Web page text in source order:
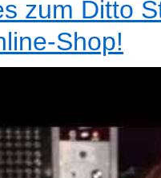
zum Ditto
Shop!